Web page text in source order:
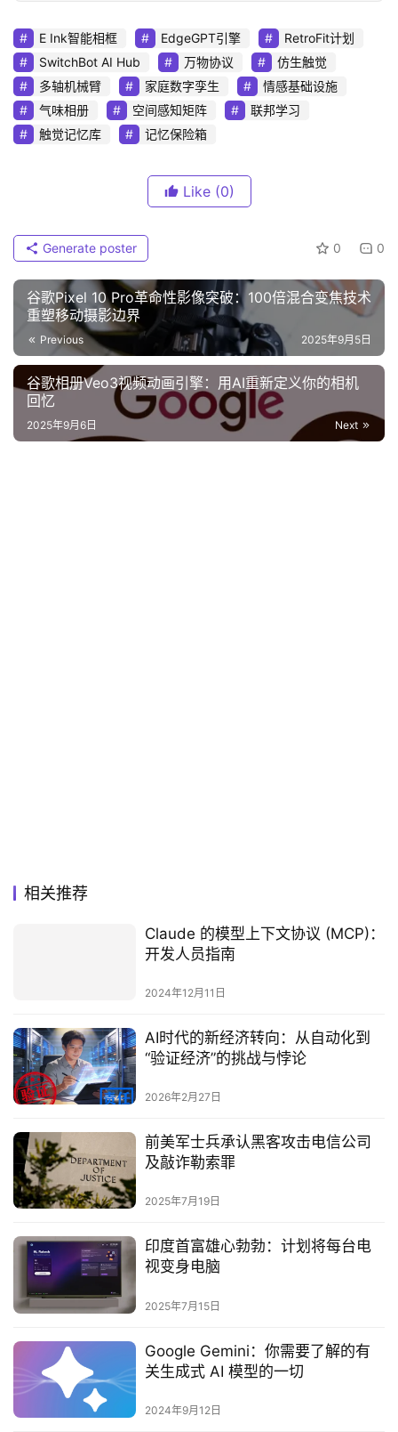
E Ink智能相框 EdgeGPT引擎
RetroFit计划
SwitchBot AI Hub
万物协议
仿生触觉
多轴机械臂
家庭数字孪生
情感基础设施
气味相册
空间感知矩阵
联邦学习
触觉记忆库
记忆保险箱
Like (0)
0 0
Generate poster
谷歌Pixel 10 Pro革命性影像突破：100倍混合变焦技术
重塑移动摄影边界‌
Previous 2025年9月5日
谷歌相册Veo3视频动画引擎：用AI重新定义你的相机
回忆‌
Next
2025年9月6日
相关推荐
Claude 的模型上下文协议 (MCP)：
开发人员指南
2024年12月11日
AI时代的新经济转向：从自动化到
“验证经济”的挑战与悖论
2026年2月27日
前美军士兵承认黑客攻击电信公司
及敲诈勒索罪‌
2025年7月19日
‌印度首富雄心勃勃：计划将每台电
视变身电脑‌
2025年7月15日
Google Gemini：你需要了解的有
关生成式 AI 模型的一切
2024年9月12日